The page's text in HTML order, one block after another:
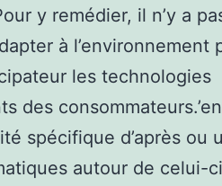
y remédier, il n’y a
à l’environnement
les technologies
des
spécifique d’après ou
autour de celui-